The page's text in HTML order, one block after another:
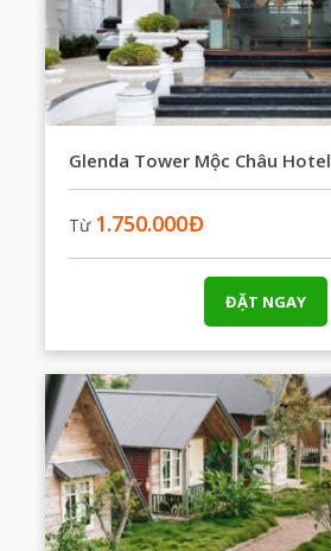
Glenda Tower Mộc Châu Hotel
Từ 1.750.000Đ
ĐẶT NGAY